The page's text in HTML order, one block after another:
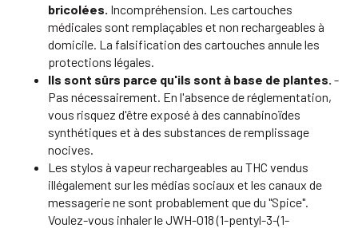
bricolées. Incompréhension. Les cartouches
médicales sont remplaçables et non rechargeables à
domicile. La falsification des cartouches annule les
protections légales.
Ils sont sûrs parce qu'ils sont à base de plantes. -
Pas nécessairement. En l'absence de réglementation,
vous risquez d'être exposé à des cannabinoïdes
synthétiques et à des substances de remplissage
nocives.
Les stylos à vapeur rechargeables au THC vendus
illégalement sur les médias sociaux et les canaux de
messagerie ne sont probablement que du "Spice".
Voulez-vous inhaler le JWH-018 (1-pentyl-3-(1-